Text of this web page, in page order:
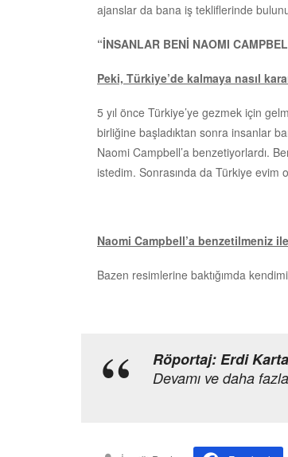
ajanslar da bana iş tekliflerinde
“İNSANLAR BENİ NAOMI
Peki, Türkiye’de kalmaya nasıl
5 yıl önce Türkiye’ye gezmek için
birliğine başladıktan sonra insanlar
Naomi Campbell’a benzetiyorlardı.
istedim. Sonrasında da Türkiye evim
Naomi Campbell’a benzetilmeniz
Bazen resimlerine baktığımda
Röportaj: Erdi
Devamı ve daha